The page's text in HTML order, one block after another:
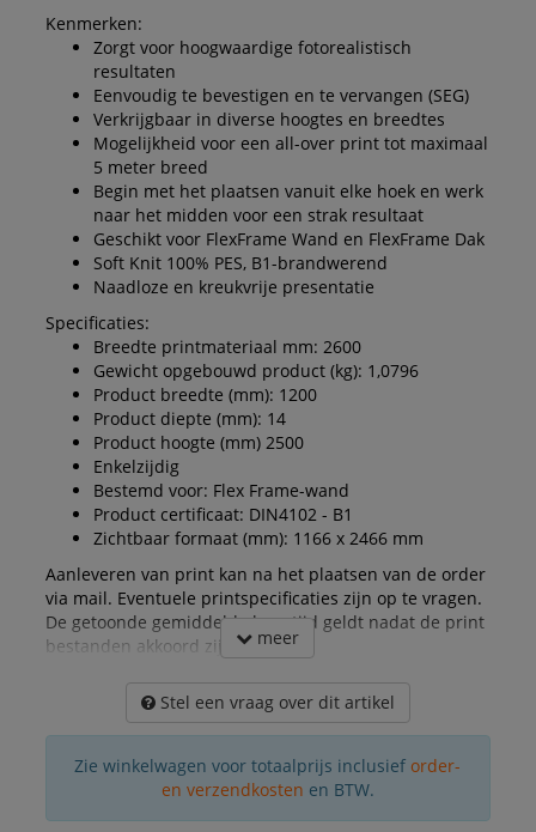
Kenmerken:
Zorgt voor hoogwaardige fotorealistisch
resultaten
Eenvoudig te bevestigen en te vervangen (SEG)
Verkrijgbaar in diverse hoogtes en breedtes
Mogelijkheid voor een all-over print tot maximaal
5 meter breed
Begin met het plaatsen vanuit elke hoek en werk
naar het midden voor een strak resultaat
Geschikt voor FlexFrame Wand en FlexFrame Dak
Soft Knit 100% PES, B1-brandwerend
Naadloze en kreukvrije presentatie
Specificaties:
Breedte printmateriaal mm: 2600
Gewicht opgebouwd product (kg): 1,0796
Product breedte (mm): 1200
Product diepte (mm): 14
Product hoogte (mm) 2500
Enkelzijdig
Bestemd voor: Flex Frame-wand
Product certificaat: DIN4102 - B1
Zichtbaar formaat (mm): 1166 x 2466 mm
Aanleveren van print kan na het plaatsen van de order
via mail. Eventuele printspecificaties zijn op te vragen.
De getoonde gemiddelde levertijd geldt nadat de print
bestanden akkoord zijn gegeven.
meer
Stel een vraag over dit artikel
Zie winkelwagen voor totaalprijs inclusief order-
en verzendkosten en BTW.